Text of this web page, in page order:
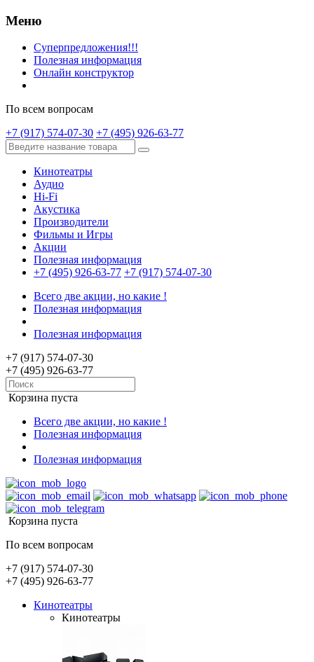
Меню
Суперпредложения!!!
Полезная информация
Онлайн конструктор
По всем вопросам
+7 (917) 574-07-30 +7 (495) 926-63-77
Кинотеатры
Аудио
Hi-Fi
Акустика
Производители
Фильмы и Игры
Акции
Полезная информация
+7 (495) 926-63-77 +7 (917) 574-07-30
Всего две акции, но какие !
Полезная информация
Полезная информация
+7 (917) 574-07-30
+7 (495) 926-63-77
Корзина пуста
Всего две акции, но какие !
Полезная информация
Полезная информация
Корзина пуста
По всем вопросам
+7 (917) 574-07-30
+7 (495) 926-63-77
Кинотеатры
Кинотеатры